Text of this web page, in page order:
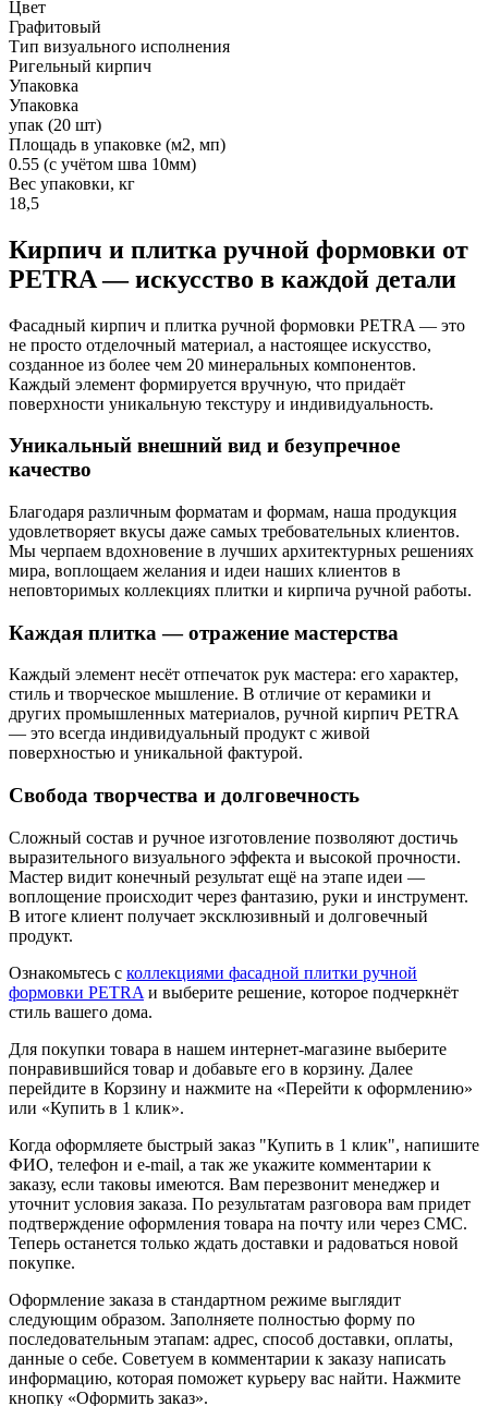
Цвет
Графитовый
Тип визуального исполнения
Ригельный кирпич
Упаковка
Упаковка
упак (20 шт)
Площадь в упаковке (м2, мп)
0.55 (с учётом шва 10мм)
Вес упаковки, кг
18,5
Кирпич и плитка ручной формовки от
PETRA — искусство в каждой детали
Фасадный кирпич и плитка ручной формовки PETRA — это
не просто отделочный материал, а настоящее искусство,
созданное из более чем 20 минеральных компонентов.
Каждый элемент формируется вручную, что придаёт
поверхности уникальную текстуру и индивидуальность.
Уникальный внешний вид и безупречное
качество
Благодаря различным форматам и формам, наша продукция
удовлетворяет вкусы даже самых требовательных клиентов.
Мы черпаем вдохновение в лучших архитектурных решениях
мира, воплощаем желания и идеи наших клиентов в
неповторимых коллекциях плитки и кирпича ручной работы.
Каждая плитка — отражение мастерства
Каждый элемент несёт отпечаток рук мастера: его характер,
стиль и творческое мышление. В отличие от керамики и
других промышленных материалов, ручной кирпич PETRA
— это всегда индивидуальный продукт с живой
поверхностью и уникальной фактурой.
Свобода творчества и долговечность
Сложный состав и ручное изготовление позволяют достичь
выразительного визуального эффекта и высокой прочности.
Мастер видит конечный результат ещё на этапе идеи —
воплощение происходит через фантазию, руки и инструмент.
В итоге клиент получает эксклюзивный и долговечный
продукт.
Ознакомьтесь с коллекциями фасадной плитки ручной
формовки PETRA и выберите решение, которое подчеркнёт
стиль вашего дома.
Для покупки товара в нашем интернет-магазине выберите
понравившийся товар и добавьте его в корзину. Далее
перейдите в Корзину и нажмите на «Перейти к оформлению»
или «Купить в 1 клик».
Когда оформляете быстрый заказ "Купить в 1 клик", напишите
ФИО, телефон и e-mail, а так же укажите комментарии к
заказу, если таковы имеются. Вам перезвонит менеджер и
уточнит условия заказа. По результатам разговора вам придет
подтверждение оформления товара на почту или через СМС.
Теперь останется только ждать доставки и радоваться новой
покупке.
Оформление заказа в стандартном режиме выглядит
следующим образом. Заполняете полностью форму по
последовательным этапам: адрес, способ доставки, оплаты,
данные о себе. Советуем в комментарии к заказу написать
информацию, которая поможет курьеру вас найти. Нажмите
кнопку «Оформить заказ».